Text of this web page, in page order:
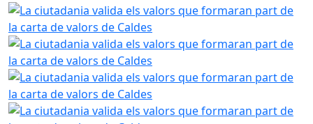
La ciutadania valida els valors que formaran part de la
La ciutadania valida els valors que formaran part de la
La ciutadania valida els valors que formaran part de la
La ciutadania valida els valors que formaran part de la